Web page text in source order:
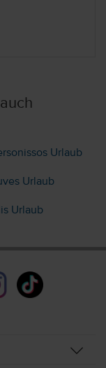
Urlaub
Urlaub
Urlaub